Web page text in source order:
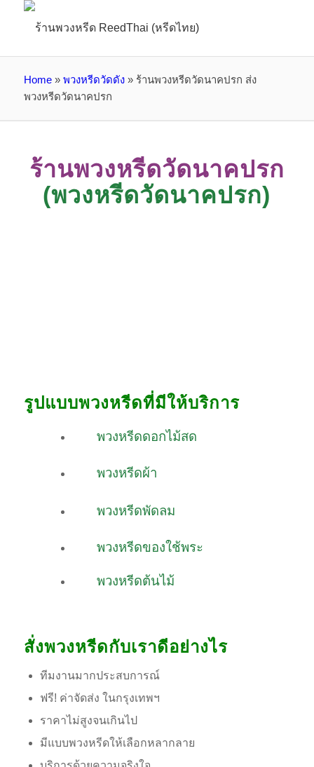
Home» พวงหรีดวัดดัง» ร้านพวงหรีดวัดนาคปรก ส่ง
พวงหรีดวัดนาคปรก
ร้านพวงหรีดวัดนาคปรก
(พวงหรีดวัดนาคปรก)
รูปแบบพวงหรีดที่มีให้บริการ
พวงหรีดดอกไม้สด
พวงหรีดผ้า
พวงหรีดพัดลม
พวงหรีดของใช้พระ
พวงหรีดต้นไม้
สั่งพวงหรีดกับเราดีอย่างไร
ทีมงานมากประสบการณ์
ฟรี! ค่าจัดส่ง ในกรุงเทพฯ
ราคาไม่สูงจนเกินไป
มีแบบพวงหรีดให้เลือกหลากลาย